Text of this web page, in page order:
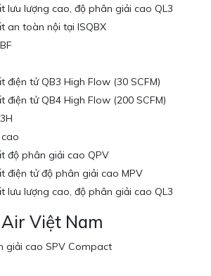
lưu lượng cao, độ phân giải cao QL3
an toàn nội tại ISQBX
điện tử QB3 High Flow (30 SCFM)
điện tử QB4 High Flow (200 SCFM)
độ phân giải cao QPV
điện tử độ phân giải cao MPV
lưu lượng cao, độ phân giải cao QL3
Việt Nam
giải cao SPV Compact